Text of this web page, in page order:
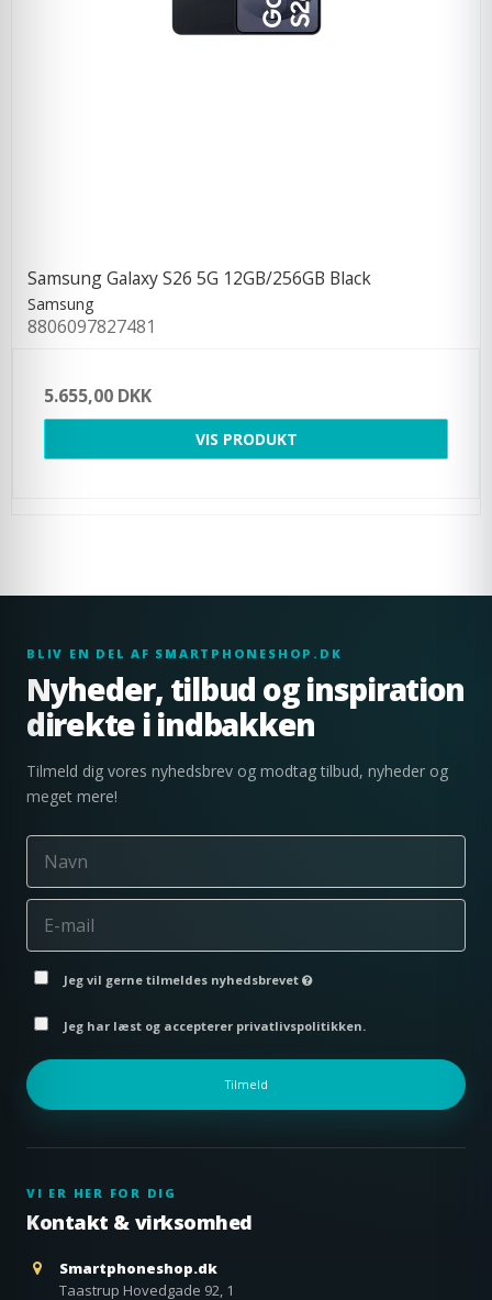
Samsung Galaxy S26 5G 12GB/256GB Black
Samsung
8806097827481
5.655,00 DKK
VIS PRODUKT
BLIV EN DEL AF SMARTPHONESHOP.DK
Nyheder, tilbud og inspiration
direkte i indbakken
Tilmeld dig vores nyhedsbrev og modtag tilbud, nyheder og
meget mere!
Jeg vil gerne tilmeldes nyhedsbrevet
Jeg har læst og accepterer privatlivspolitikken.
Tilmeld
VI ER HER FOR DIG
Kontakt & virksomhed
Smartphoneshop.dk
Taastrup Hovedgade 92, 1